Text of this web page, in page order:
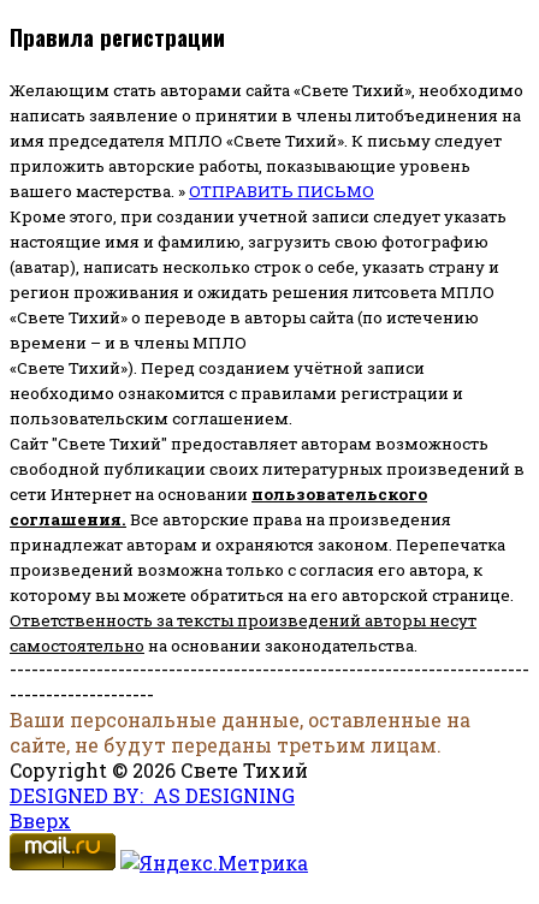
Правила регистрации
Желающим стать авторами сайта «Свете Тихий», необходимо
написать заявление о принятии в члены литобъединения на
имя председателя МПЛО «Свете Тихий». К письму следует
приложить авторские работы, показывающие уровень
вашего мастерства. »ОТПРАВИТЬ ПИСЬМО
Кроме этого, при создании учетной записи следует указать
настоящие имя и фамилию, загрузить свою фотографию
(аватар), написать несколько строк о себе, указать страну и
регион проживания и ожидать решения литсовета МПЛО
«Свете Тихий» о переводе в авторы сайта (по истечению
времени – и в члены МПЛО
«Свете Тихий»). Перед созданием учётной записи
необходимо ознакомится с правилами регистрации и
пользовательским соглашением.
Сайт "Свете Тихий" предоставляет авторам возможность
свободной публикации своих литературных произведений в
сети Интернет на основании пользовательского
соглашения. Все авторские права на произведения
принадлежат авторам и охраняются законом. Перепечатка
произведений возможна только с согласия его автора, к
которому вы можете обратиться на его авторской странице.
Ответственность за тексты произведений авторы несут
самостоятельно на основании законодательства.
------------------------------------------------------------------------
--------------------
Ваши персональные данные, оставленные на
сайте, не будут переданы третьим лицам.
Copyright © 2026 Свете Тихий
DESIGNED BY: AS DESIGNING
Вверх